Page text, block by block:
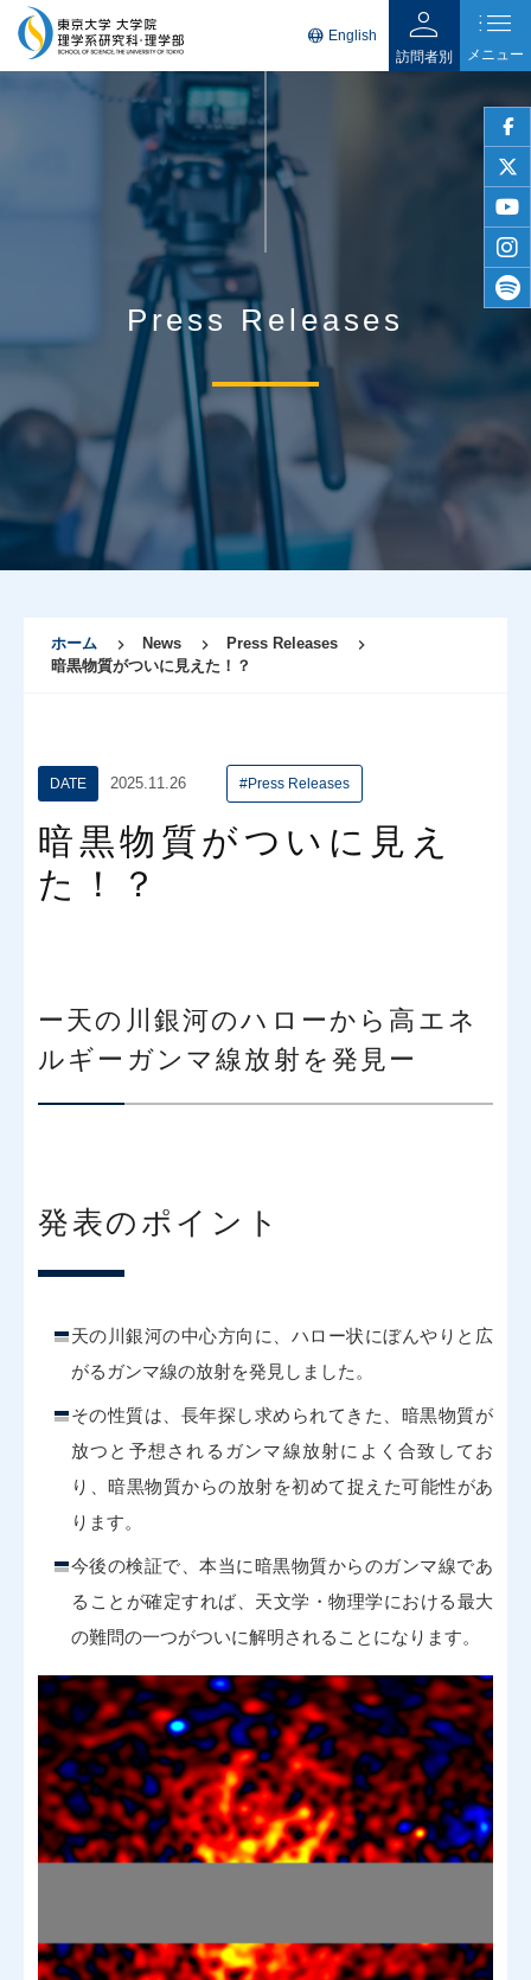
twitter
language English person
訪問者別
list
メニュー
Press Releases
ホーム News
Press Releases
暗黒物質がついに見えた！？
DATE 2025.11.26 #Press Releases
暗黒物質がついに見え
た！？
ー天の川銀河のハローから高エネ
ルギーガンマ線放射を発見ー
発表のポイント
天の川銀河の中心方向に、ハロー状にぼんやりと広
がるガンマ線の放射を発見しました。
その性質は、長年探し求められてきた、暗黒物質が
放つと予想されるガンマ線放射によく合致してお
り、暗黒物質からの放射を初めて捉えた可能性があ
ります。
今後の検証で、本当に暗黒物質からのガンマ線であ
ることが確定すれば、天文学・物理学における最大
の難問の一つがついに解明されることになります。